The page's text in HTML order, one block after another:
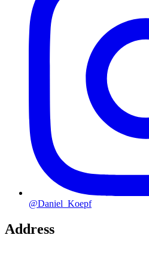
@Daniel_Koepf
Address